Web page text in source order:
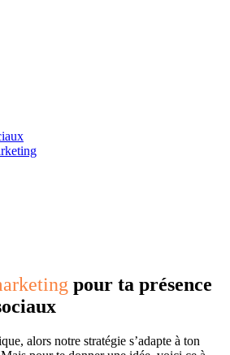
pour ta présence
alors notre stratégie s’adapte à ton